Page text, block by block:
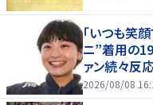
「いつも笑
ニ”着用の19
ァン続々反
2026/08/08